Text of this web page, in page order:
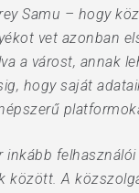
Samu – hogy
vet azonban
a várost, annak
hogy saját
A